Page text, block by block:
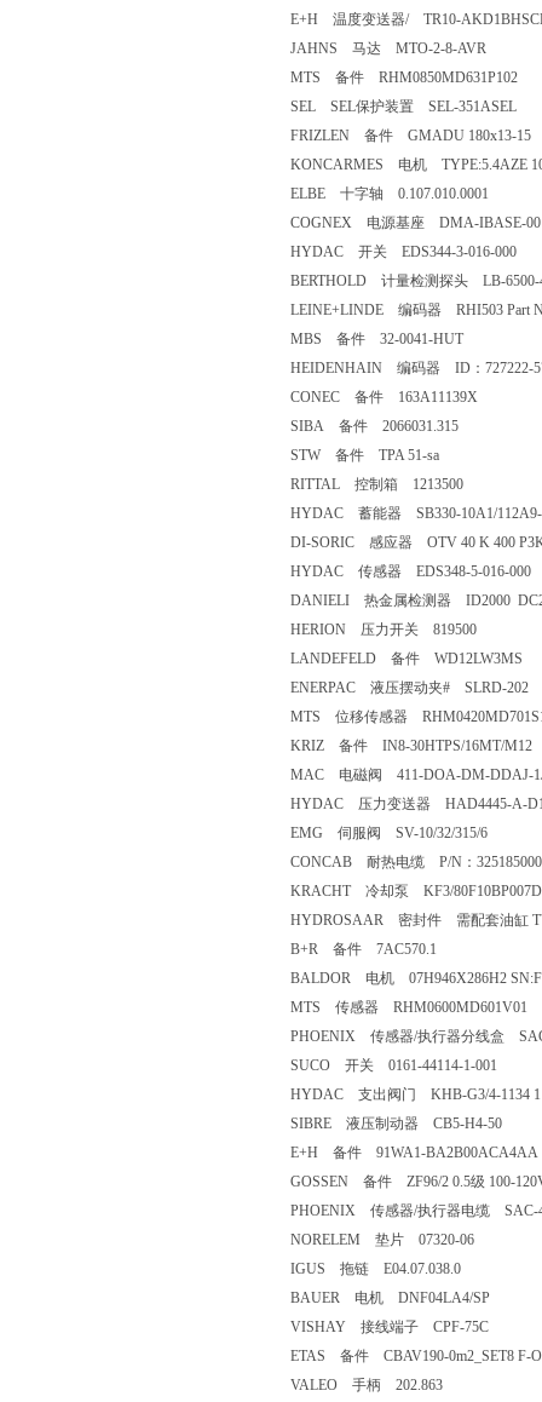
E+H 温度变送器/ TR10-
JAHNS 马达 MTO-2-8-AVR
MTS 备件 RHM0850MD631P102
SEL SEL保护装置 SEL-351ASEL
FRIZLEN 备件 GMADU 180x13-15
KONCARMES 电机 TYPE:5.4AZE
ELBE 十字轴 0.107.010.0001
COGNEX 电源基座 DMA-IBASE-00
HYDAC 开关 EDS344-3-016-000
BERTHOLD 计量检测探头 LB-6500-
LEINE+LINDE 编码器 RHI503 Part
MBS 备件 32-0041-HUT
HEIDENHAIN 编码器 ID：727222-
CONEC 备件 163A11139X
SIBA 备件 2066031.315
STW 备件 TPA 51-sa
RITTAL 控制箱 1213500
HYDAC 蓄能器 SB330-10A1/112A9-
DI-SORIC 感应器 OTV 40 K 400
HYDAC 传感器 EDS348-5-016-000
DANIELI 热金属检测器 ID2000
HERION 压力开关 819500
LANDEFELD 备件 WD12LW3MS
ENERPAC 液压摆动夹# SLRD-202
MTS 位移传感器
KRIZ 备件 IN8-30HTPS/16MT/M12
MAC 电磁阀 411-DOA-DM-DDAJ-
HYDAC 压力变送器 HAD4445-A-
EMG 伺服阀 SV-10/32/315/6
CONCAB 耐热电缆 P/N：325185000
KRACHT 冷却泵 KF3/
HYDROSAAR 密封件 需配套油缸
B+R 备件 7AC570.1
BALDOR 电机 07H946X286H2
MTS 传感器 RHM0600MD601V01
PHOENIX 传感器/执行器分线盒
SUCO 开关 0161-44114-1-001
HYDAC 支出阀门 KHB-G3/4-1134
SIBRE 液压制动器 CB5-H4-50
E+H 备件 91WA1-BA2B00ACA4AA
GOSSEN 备件 ZF96/2 0.5级 100-
PHOENIX 传感器/执行器电缆 SAC-
NORELEM 垫片 07320-06
IGUS 拖链 E04.07.038.0
BAUER 电机 DNF04LA4/SP
VISHAY 接线端子 CPF-75C
ETAS 备件 CBAV190-0m2_SET8 F-
VALEO 手柄 202.863